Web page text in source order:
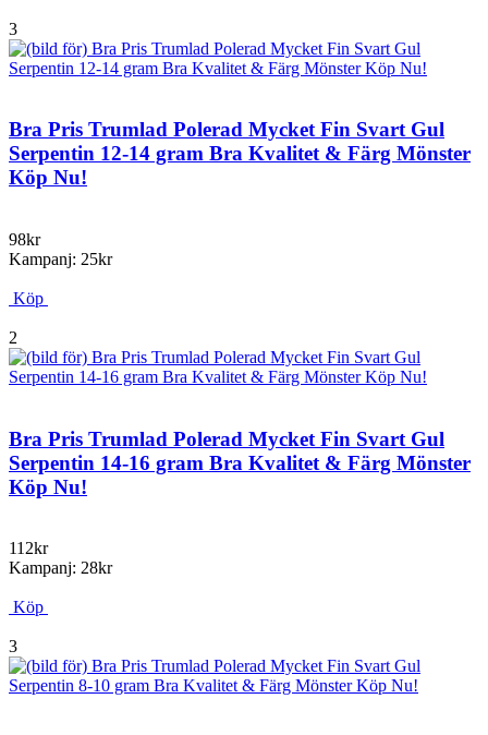
3
Bra Pris Trumlad Polerad Mycket Fin Svart Gul
Serpentin 12-14 gram Bra Kvalitet & Färg Mönster
Köp Nu!
98kr
Kampanj: 25kr
Köp
2
Bra Pris Trumlad Polerad Mycket Fin Svart Gul
Serpentin 14-16 gram Bra Kvalitet & Färg Mönster
Köp Nu!
112kr
Kampanj: 28kr
Köp
3